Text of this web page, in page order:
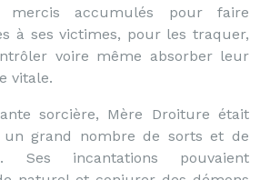
mercis accumulés pour faire
à ses victimes, pour les traquer,
voire même absorber leur
vitale.
sorcière, Mère Droiture était
un grand nombre de sorts et de
Ses incantations pouvaient